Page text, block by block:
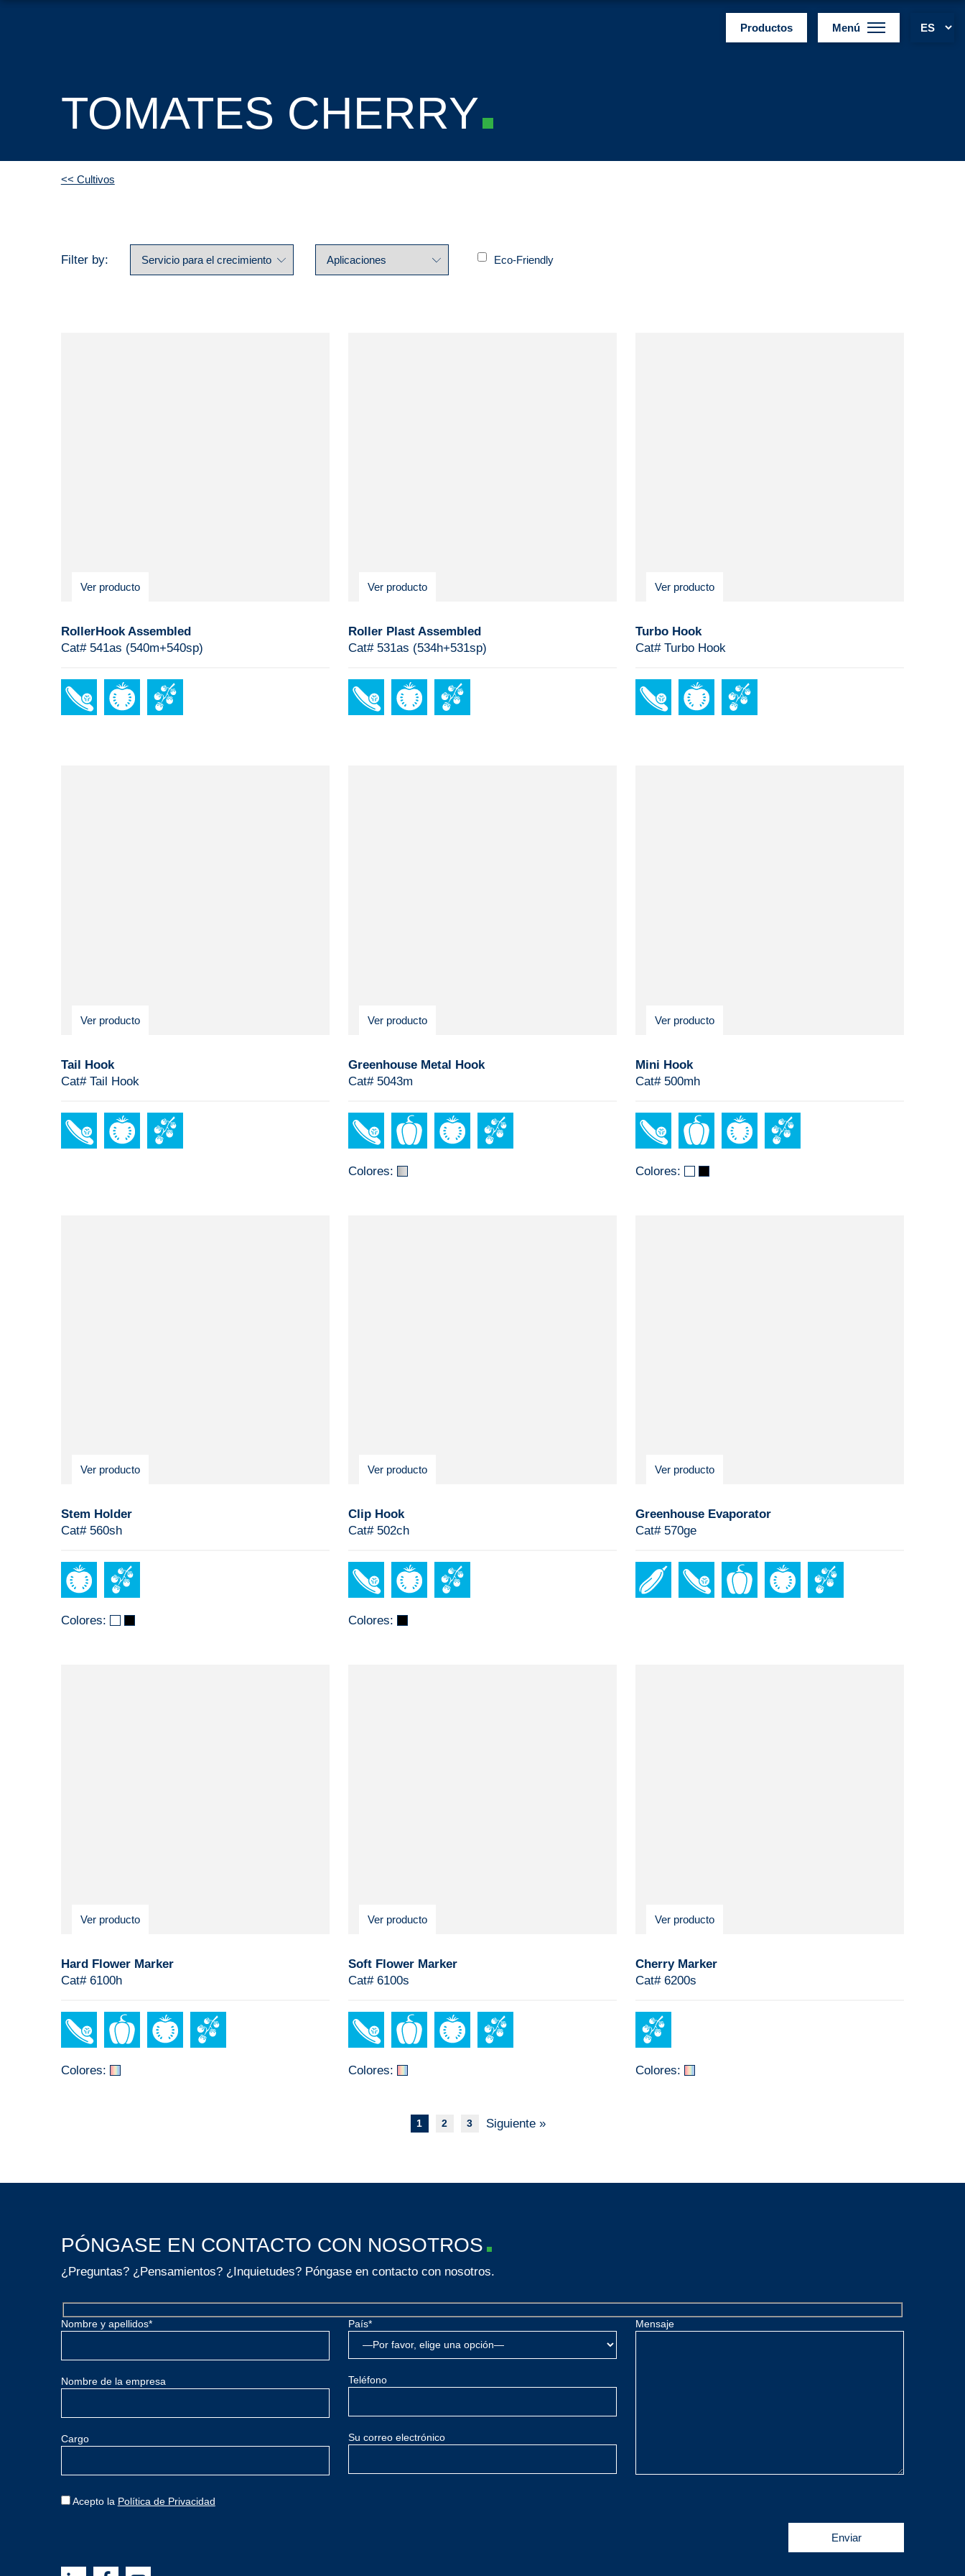
Productos Menú
TOMATES CHERRY
<< Cultivos
Filter by: Eco-Friendly
Ver producto
RollerHook Assembled
Cat# 541as (540m+540sp)
Ver producto
Roller Plast Assembled
Cat# 531as (534h+531sp)
Ver producto
Turbo Hook
Cat# Turbo Hook
Ver producto
Tail Hook
Cat# Tail Hook
Ver producto
Greenhouse Metal Hook
Cat# 5043m
Colores:
Ver producto
Mini Hook
Cat# 500mh
Colores:
Ver producto
Stem Holder
Cat# 560sh
Colores:
Ver producto
Clip Hook
Cat# 502ch
Colores:
Ver producto
Greenhouse Evaporator
Cat# 570ge
Ver producto
Hard Flower Marker
Cat# 6100h
Colores:
Ver producto
Soft Flower Marker
Cat# 6100s
Colores:
Ver producto
Cherry Marker
Cat# 6200s
Colores:
1 2 3 Siguiente »
PÓNGASE EN CONTACTO CON NOSOTROS
¿Preguntas? ¿Pensamientos? ¿Inquietudes? Póngase en contacto con nosotros.
Nombre y apellidos*
Nombre de la empresa
Cargo
País*
Teléfono
Su correo electrónico
Mensaje
Acepto la Política de Privacidad